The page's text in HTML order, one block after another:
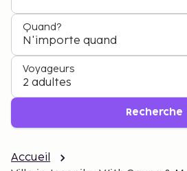
Quand?
N'importe quand
Voyageurs
2 adultes
Recherche
Accueil